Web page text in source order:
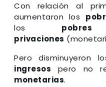
Con relación al
aumentaron los
los
privaciones
Pero disminuyeron
ingresos pero no
monetarias.